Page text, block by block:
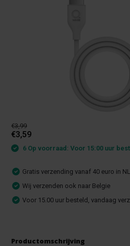
€3,99
€3,59
6 Op voorraad: Voor 15:00 uur
Gratis verzending vanaf 40 euro in
Wij verzenden ook naar Belgie
Voor 15.00 uur besteld, vandaag
Productomschrijving